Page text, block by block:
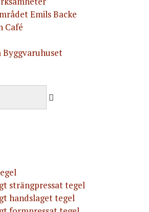
Emils Backe
Café
Byggvaruhuset
strängpressat tegel
handslaget tegel